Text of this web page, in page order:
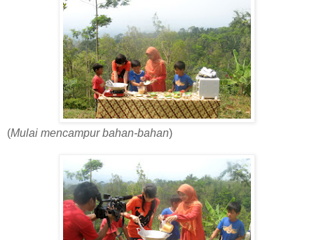
(Mulai mencampur bahan-bahan)